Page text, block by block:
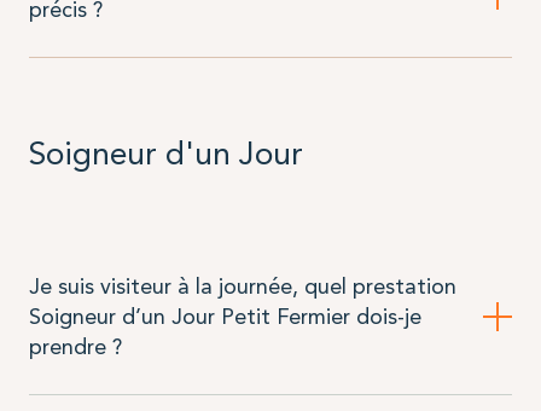
précis ?
Soigneur d'un Jour
Je suis visiteur à la journée, quel prestation
Soigneur d’un Jour Petit Fermier dois-je
prendre ?